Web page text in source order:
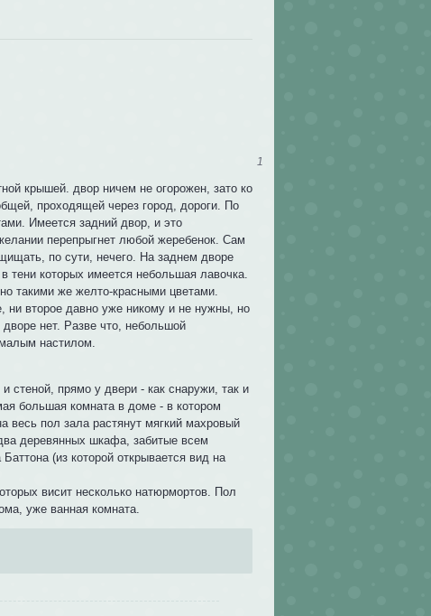
1
крышей. двор ничем не огорожен, зато ко
проходящей через город, дороги. По
Имеется задний двор, и это
перепрыгнет любой жеребенок. Сам
по сути, нечего. На заднем дворе
тени которых имеется небольшая лавочка.
такими же желто-красными цветами.
ни второе давно уже никому и не нужны, но
нет. Разве что, небольшой
настилом.
стеной, прямо у двери - как снаружи, так и
большая комната в доме - в котором
весь пол зала растянут мягкий махровый
деревянных шкафа, забитые всем
(из которой открывается вид на
висит несколько натюрмортов. Пол
уже ванная комната.